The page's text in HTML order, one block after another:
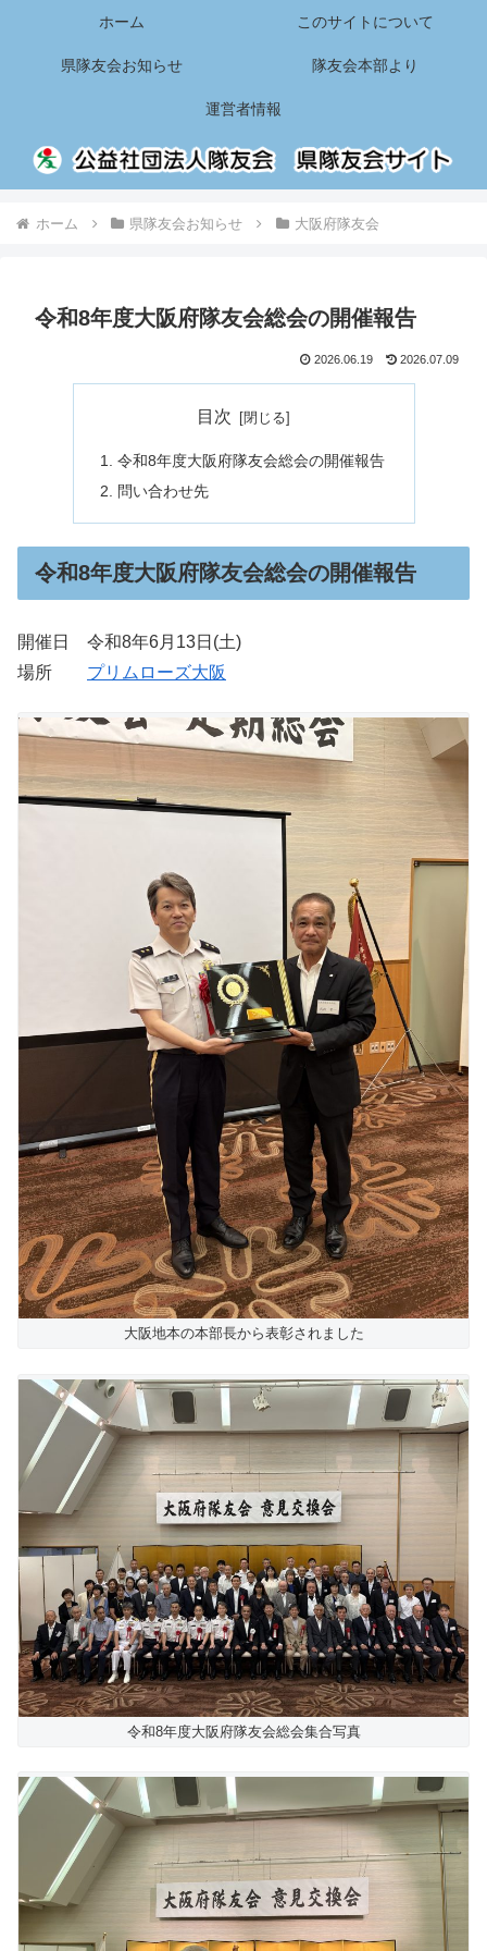
ホーム このサイトについて
県隊友会お知らせ 隊友会本部より
運営者情報
ホーム 県隊友会お知らせ 大阪府隊友会
令和8年度大阪府隊友会総会の開催報告
2026.06.19 2026.07.09
目次
令和8年度大阪府隊友会総会の開催報告
問い合わせ先
令和8年度大阪府隊友会総会の開催報告
開催日 令和8年6月13日(土)
場所 プリムローズ大阪
大阪地本の本部長から表彰されました
令和8年度大阪府隊友会総会集合写真